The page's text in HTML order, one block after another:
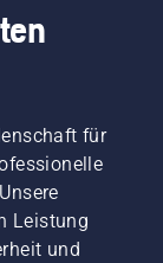
für
Leistung
und